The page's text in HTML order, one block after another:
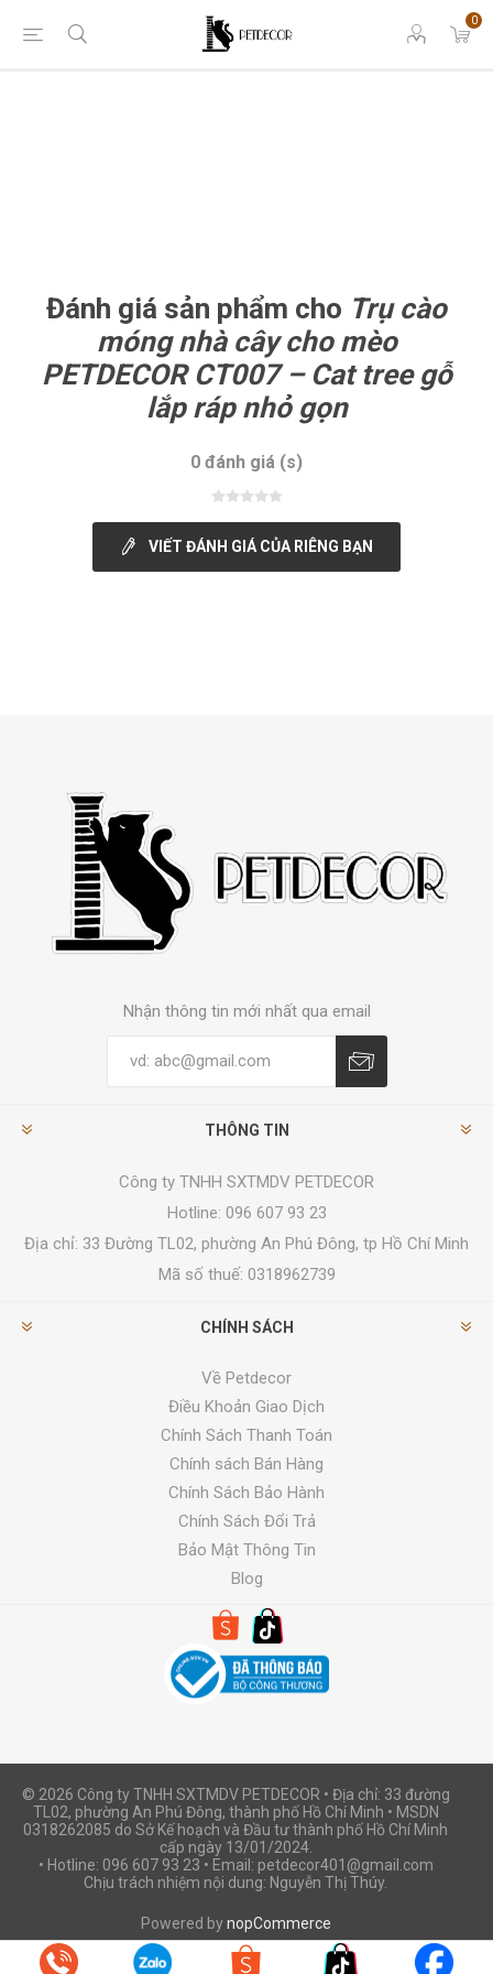
0
Đánh giá sản phẩm cho Trụ cào
móng nhà cây cho mèo
PETDECOR CT007 – Cat tree gỗ
lắp ráp nhỏ gọn
0 đánh giá (s)
VIẾT ĐÁNH GIÁ CỦA RIÊNG BẠN
Nhận thông tin mới nhất qua email
THÔNG TIN
Công ty TNHH SXTMDV PETDECOR
Hotline: 096 607 93 23
Địa chỉ: 33 Đường TL02, phường An Phú Đông, tp Hồ Chí Minh
Mã số thuế: 0318962739
CHÍNH SÁCH
Về Petdecor
Điều Khoản Giao Dịch
Chính Sách Thanh Toán
Chính sách Bán Hàng
Chính Sách Bảo Hành
Chính Sách Đổi Trả
Bảo Mật Thông Tin
Blog
© 2026 Công ty TNHH SXTMDV PETDECOR • Địa chỉ: 33 đường
TL02, phường An Phú Đông, thành phố Hồ Chí Minh • MSDN
0318262085 do Sở Kế hoạch và Đầu tư thành phố Hồ Chí Minh
cấp ngày 13/01/2024.
• Hotline: 096 607 93 23 • Email: petdecor401@gmail.com
Chịu trách nhiệm nội dung: Nguyễn Thị Thúy.
Powered bynopCommerce